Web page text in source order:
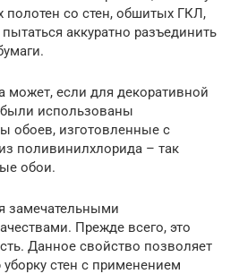
полотен со стен, обшитых ГКЛ,
аккуратно разъединить
может, если для декоративной
использованы
обоев, изготовленные с
поливинилхлорида – так
обои.
замечательными
Прежде всего, это
Данное свойство позволяет
стен с применением